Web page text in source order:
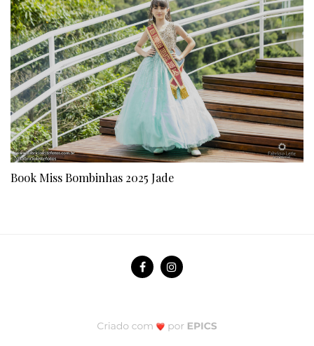
Book Miss Bombinhas 2025 Jade